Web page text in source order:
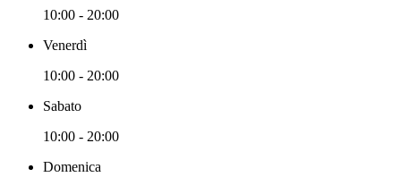
10:00 - 20:00
Venerdì
10:00 - 20:00
Sabato
10:00 - 20:00
Domenica